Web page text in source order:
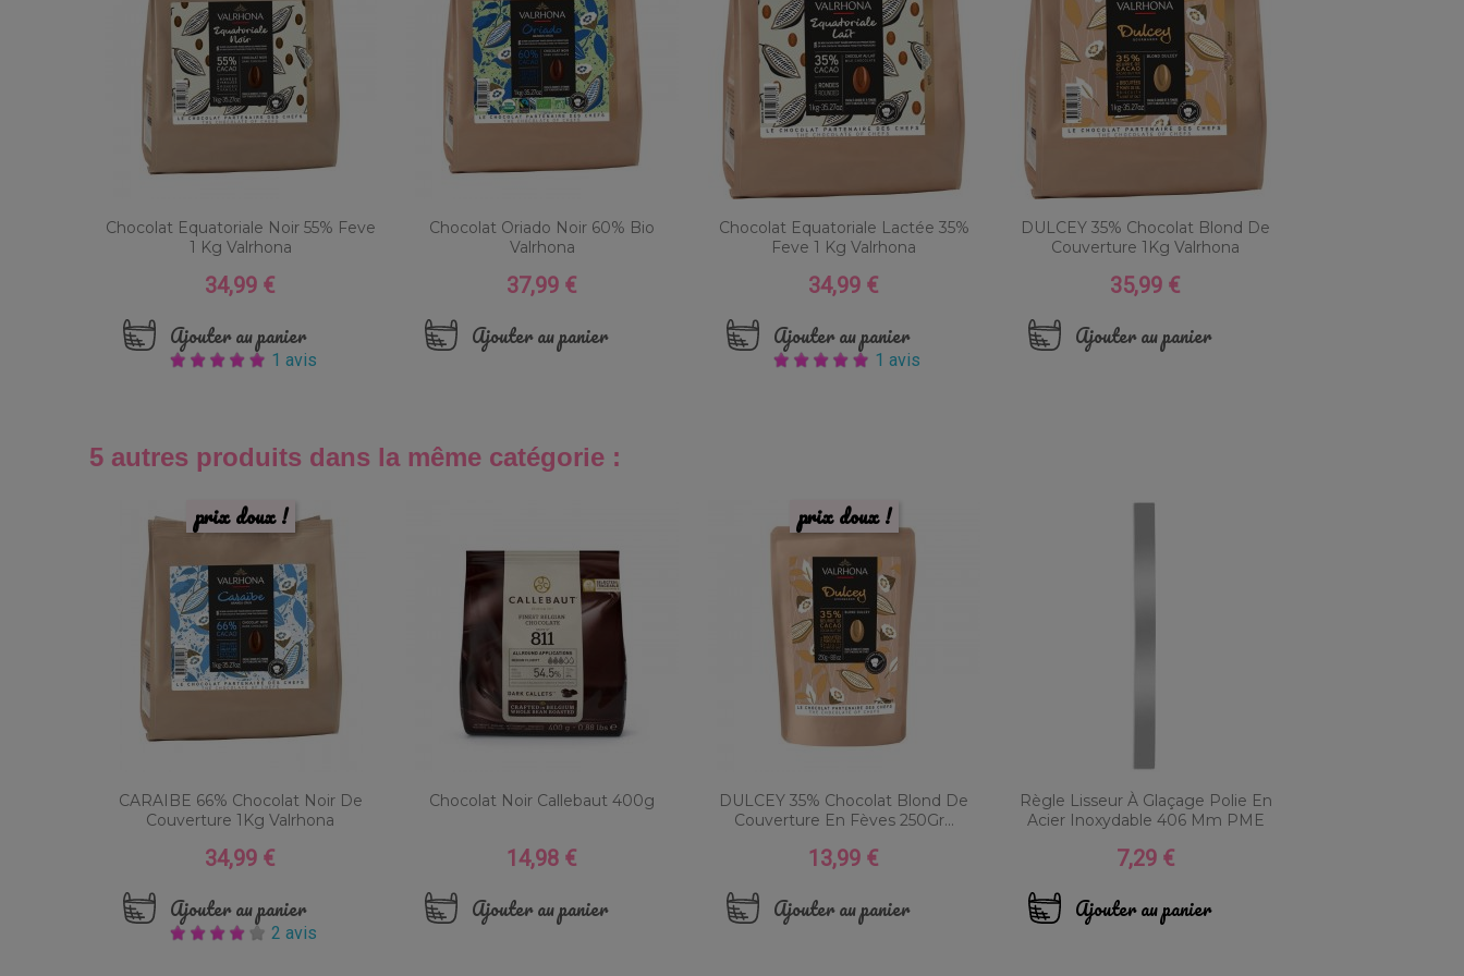
Chocolat Equatoriale Noir 55% Feve
1 Kg Valrhona
Prix
34,99 €
Ajouter au panier
1 avis
Chocolat Oriado Noir 60% Bio
Valrhona
Prix
37,99 €
Ajouter au panier
Chocolat Equatoriale Lactée 35%
Feve 1 Kg Valrhona
Prix
34,99 €
Ajouter au panier
1 avis
DULCEY 35% Chocolat Blond De
Couverture 1Kg Valrhona
Prix
35,99 €
Ajouter au panier
5 autres produits dans la même catégorie :
CARAIBE 66% Chocolat Noir De
Couverture 1Kg Valrhona
Prix
34,99 €
Ajouter au panier
2 avis
prix doux !
Chocolat Noir Callebaut 400g
Prix
14,98 €
Ajouter au panier
DULCEY 35% Chocolat Blond De
Couverture En Fèves 250Gr...
Prix
13,99 €
Ajouter au panier
prix doux !
Règle Lisseur À Glaçage Polie En
Acier Inoxydable 406 Mm PME
Prix
7,29 €
Ajouter au panier